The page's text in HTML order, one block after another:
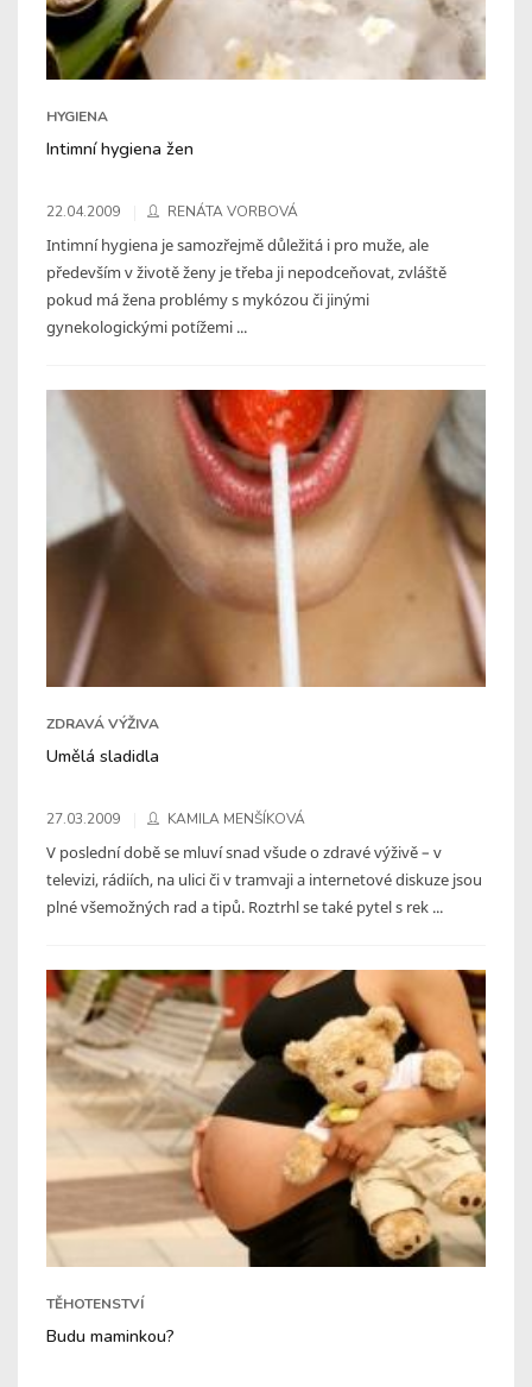
HYGIENA
Intimní hygiena žen
22.04.2009 RENÁTA VORBOVÁ
Intimní hygiena je samozřejmě důležitá i pro muže, ale
především v životě ženy je třeba ji nepodceňovat, zvláště
pokud má žena problémy s mykózou či jinými
gynekologickými potížemi ...
ZDRAVÁ VÝŽIVA
Umělá sladidla
27.03.2009 KAMILA MENŠÍKOVÁ
V poslední době se mluví snad všude o zdravé výživě – v
televizi, rádiích, na ulici či v tramvaji a internetové diskuze jsou
plné všemožných rad a tipů. Roztrhl se také pytel s rek ...
TĚHOTENSTVÍ
Budu maminkou?